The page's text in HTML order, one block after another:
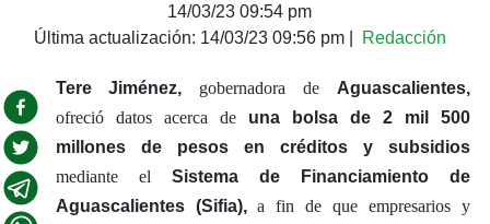
14/03/23 09:54 pm
Última actualización: 14/03/23 09:56 pm| Redacción
Tere Jiménez, gobernadora de Aguascalientes,
ofreció datos acerca de una bolsa de 2 mil 500
millones de pesos en créditos y subsidios
mediante el Sistema de Financiamiento de
Aguascalientes (Sifia),a fin de que empresarios y